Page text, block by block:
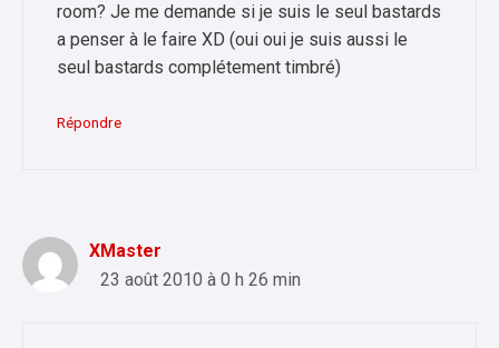
room? Je me demande si je suis le seul bastards
a penser à le faire XD (oui oui je suis aussi le
seul bastards complétement timbré)
Répondre
XMaster
23 août 2010 à 0 h 26 min